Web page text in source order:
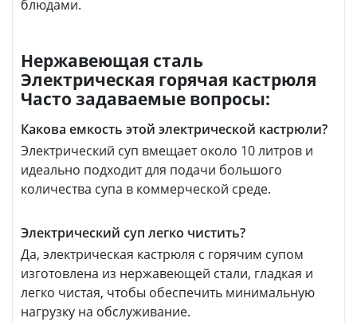
блюдами.
Нержавеющая сталь
Электрическая горячая кастрюля
Часто задаваемые вопросы:
Какова емкость этой электрической кастрюли?
Электрический суп вмещает около 10 литров и
идеально подходит для подачи большого
количества супа в коммерческой среде.
Электрический суп легко чистить?
Да, электрическая кастрюля с горячим супом
изготовлена из нержавеющей стали, гладкая и
легко чистая, чтобы обеспечить минимальную
нагрузку на обслуживание.